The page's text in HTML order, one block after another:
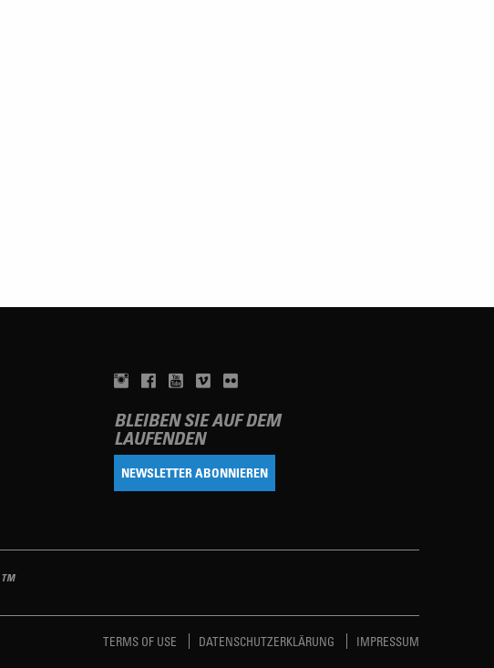
BLEIBEN SIE AUF DEM
LAUFENDEN
NEWSLETTER ABONNIEREN
TM
TERMS OF USE DATENSCHUTZERKLÄRUNG IMPRESSUM